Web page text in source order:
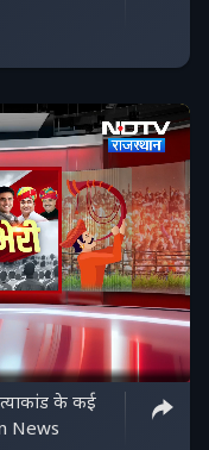
के कई
News